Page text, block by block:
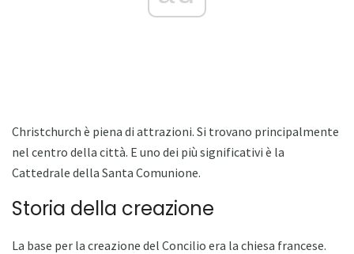
Christchurch è piena di attrazioni. Si trovano principalmente
nel centro della città. E uno dei più significativi è la
Cattedrale della Santa Comunione.
Storia della creazione
La base per la creazione del Concilio era la chiesa francese.